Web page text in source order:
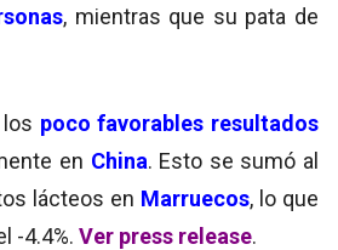
, mientras que su pata de
poco favorables resultados
en China. Esto se sumó al
lácteos en Marruecos, lo que
-4.4%. Ver press release.